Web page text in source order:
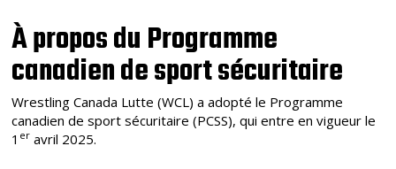
À propos du Programme
canadien de sport sécuritaire
Wrestling Canada Lutte (WCL) a adopté le Programme
canadien de sport sécuritaire (PCSS), qui entre en vigueur le
1 er avril 2025.